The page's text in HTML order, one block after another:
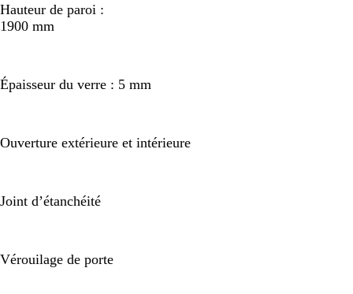
Hauteur de paroi :
1900 mm
Épaisseur du verre : 5 mm
Ouverture extérieure et intérieure
Joint d’étanchéité
Vérouilage de porte